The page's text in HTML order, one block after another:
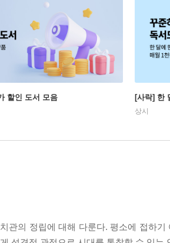
할인 도서 모음 [사락] 한
상시
관의 정립에 대해 다룬다. 평소에 접하기